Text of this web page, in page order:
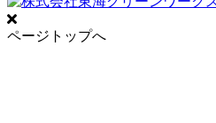
ページトップへ